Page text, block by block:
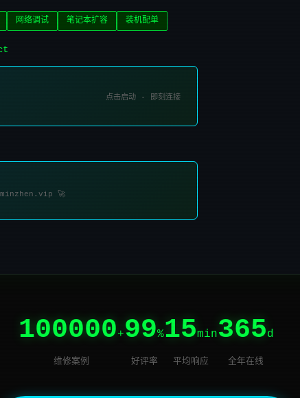
网络调试 笔记本扩容 装机配单
点击启动 · 即刻连接
🚀
100000+
维修案例
99%
好评率
15min
平均响应
365d
全年在线